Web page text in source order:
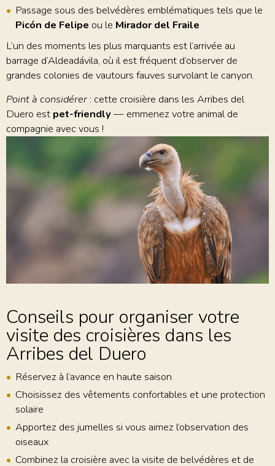
Passage sous des belvédères emblématiques tels que le
Picón de Felipe ou le Mirador del Fraile
L’un des moments les plus marquants est l’arrivée au
barrage d’Aldeadávila, où il est fréquent d’observer de
grandes colonies de vautours fauves survolant le canyon.
Point à considérer : cette croisière dans les Arribes del
Duero est pet-friendly— emmenez votre animal de
compagnie avec vous !
Conseils pour organiser votre
visite des croisières dans les
Arribes del Duero
Réservez à l’avance en haute saison
Choisissez des vêtements confortables et une protection
solaire
Apportez des jumelles si vous aimez l’observation des
oiseaux
Combinez la croisière avec la visite de belvédères et de